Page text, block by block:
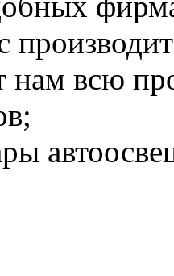
нам всю